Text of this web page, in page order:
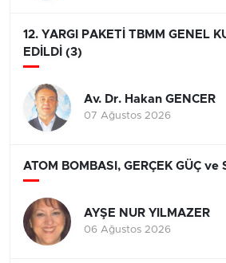
12. YARGI PAKETİ TBMM GENEL
EDİLDİ (3)
Av. Dr. Hakan GENCER
07 Ağustos 2026
ATOM BOMBASI, GERÇEK GÜÇ ve
AYŞE NUR YILMAZER
06 Ağustos 2026